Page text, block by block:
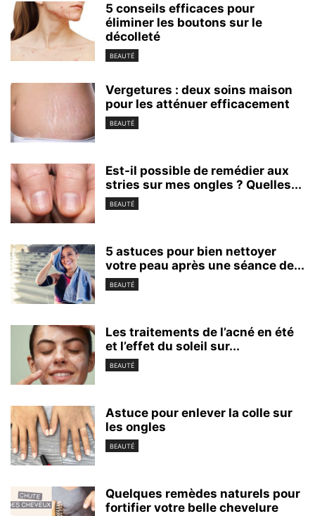
5 conseils efficaces pour
éliminer les boutons sur le
décolleté
BEAUTÉ
Vergetures : deux soins maison
pour les atténuer efficacement
BEAUTÉ
Est-il possible de remédier aux
stries sur mes ongles ? Quelles...
BEAUTÉ
5 astuces pour bien nettoyer
votre peau après une séance de...
BEAUTÉ
Les traitements de l’acné en été
et l’effet du soleil sur...
BEAUTÉ
Astuce pour enlever la colle sur
les ongles
BEAUTÉ
Quelques remèdes naturels pour
fortifier votre belle chevelure